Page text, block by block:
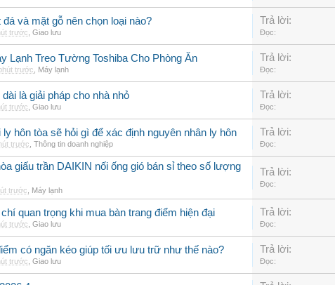
đá và mặt gỗ nên chọn loại nào?
trước Giao lưu
Trả lời:
Đọc:
Lạnh Treo Tường Toshiba Cho Phòng Ăn
trước Máy lạnh
Trả lời:
Đọc:
dài là giải pháp cho nhà nhỏ
trước Giao lưu
Trả lời:
Đọc:
ly hôn tòa sẽ hỏi gì để xác định nguyên nhân ly hôn
trước Thông tin doanh nghiệp
Trả lời:
Đọc:
giấu trần DAIKIN nối ống gió bán sỉ theo số lượng
trước Máy lạnh
Trả lời:
Đọc:
quan trọng khi mua bàn trang điểm hiện đại
trước Giao lưu
Trả lời:
Đọc:
có ngăn kéo giúp tối ưu lưu trữ như thế nào?
trước Giao lưu
Trả lời:
Đọc: